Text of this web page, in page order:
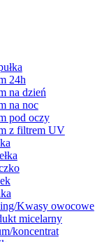
24h
na dzień
na noc
pod oczy
z filtrem UV
Kwasy owocowe
micelarny
koncentrat